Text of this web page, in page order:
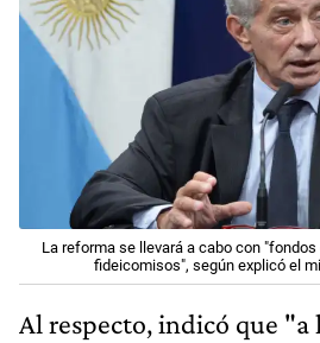
La reforma se llevará a cabo con
fideicomisos", según explicó el
Al respecto, indicó que "a